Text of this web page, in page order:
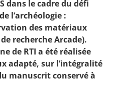
dans le cadre du défi
l’archéologie :
des matériaux
recherche Arcade).
de RTI a été réalisée
adapté, sur l’intégralité
manuscrit conservé à